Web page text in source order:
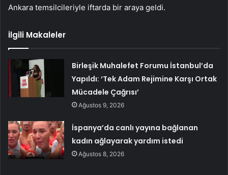
Ankara temsilcileriyle iftarda bir araya geldi.
İlgili Makaleler
Birleşik Muhalefet Forumu İstanbul’da
Yapıldı: ‘Tek Adam Rejimine Karşı Ortak
Mücadele Çağrısı’
Ağustos 9, 2026
İspanya’da canlı yayına bağlanan
kadın ağlayarak yardım istedi
Ağustos 8, 2026